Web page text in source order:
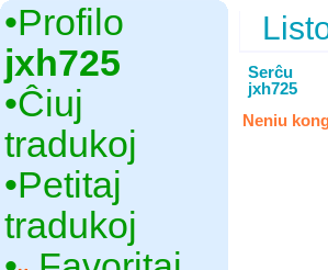
•‎Profilo
jxh725
•‎Ĉiuj
tradukoj
•‎Petitaj
tradukoj
Serĉu
jxh725
Neniu